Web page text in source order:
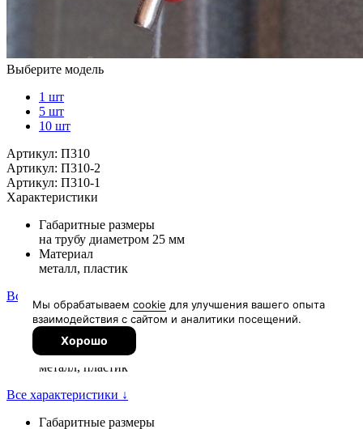
Выберите модель
1 шт
5 шт
10 шт
Артикул: П310
Артикул: П310-2
Артикул: П310-1
Характеристики
Габаритные размеры
на трубу диаметром 25 мм
Материал
металл, пластик
Все характеристики ↓
Габаритные размеры
на трубу диаметром 25 мм
Материал
металл, пластик
Все характеристики ↓
Габаритные размеры